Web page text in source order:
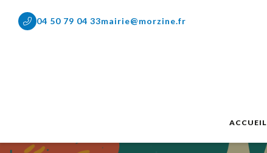
04 50 79 04 33mairie@morzine.fr
ACCUEIL